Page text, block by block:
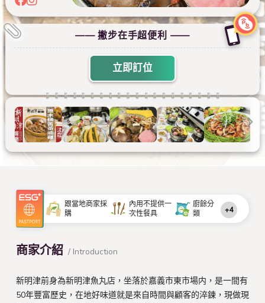
—— 撇步在手超便利 ——
立即訂位
跟當地商家採
購
內用不提供一
次性餐具
廚餘分
類
+4
商家介紹 / Introduction
新明津前身為新明津魚丸店，坐落於嘉義市東市場内，是一間有
50年豐富歷史，在地好味道就是來自時間與顧客的淬鍊，現做現